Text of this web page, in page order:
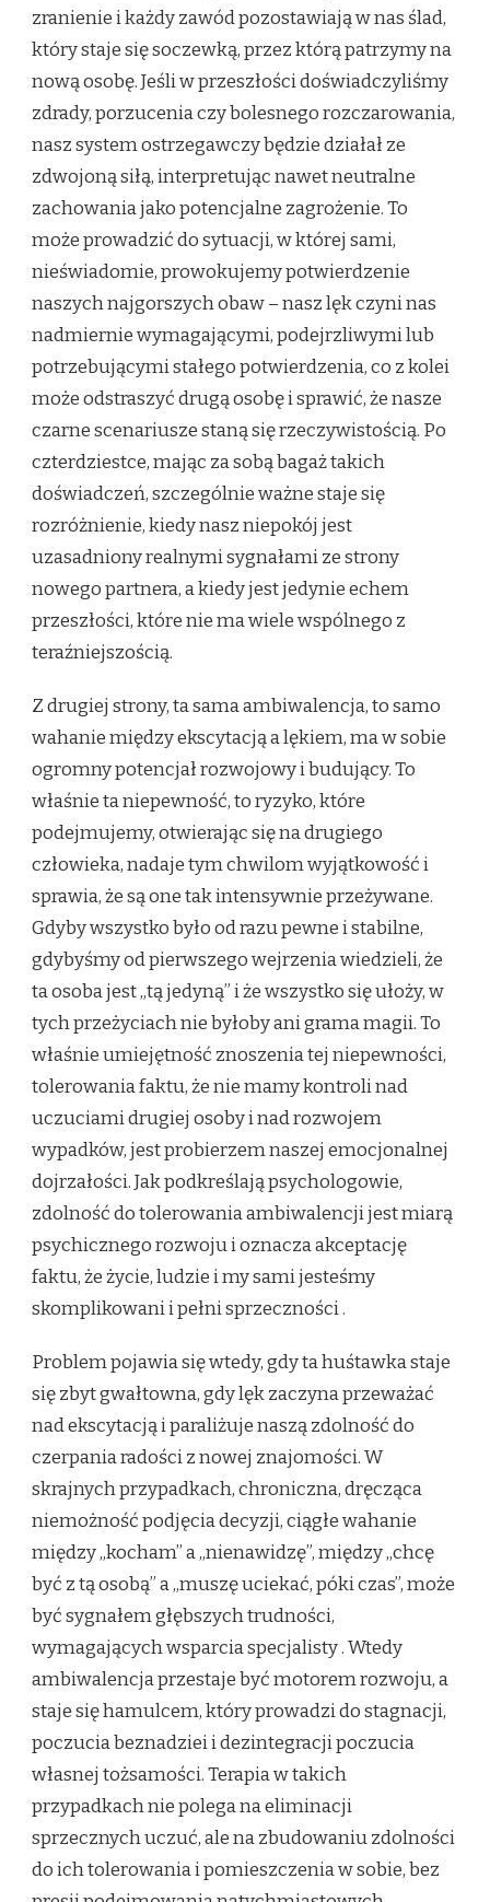
zranienie i każdy zawód pozostawiają w nas ślad,
który staje się soczewką, przez którą patrzymy na
nową osobę. Jeśli w przeszłości doświadczyliśmy
zdrady, porzucenia czy bolesnego rozczarowania,
nasz system ostrzegawczy będzie działał ze
zdwojoną siłą, interpretując nawet neutralne
zachowania jako potencjalne zagrożenie. To
może prowadzić do sytuacji, w której sami,
nieświadomie, prowokujemy potwierdzenie
naszych najgorszych obaw – nasz lęk czyni nas
nadmiernie wymagającymi, podejrzliwymi lub
potrzebującymi stałego potwierdzenia, co z kolei
może odstraszyć drugą osobę i sprawić, że nasze
czarne scenariusze staną się rzeczywistością. Po
czterdziestce, mając za sobą bagaż takich
doświadczeń, szczególnie ważne staje się
rozróżnienie, kiedy nasz niepokój jest
uzasadniony realnymi sygnałami ze strony
nowego partnera, a kiedy jest jedynie echem
przeszłości, które nie ma wiele wspólnego z
teraźniejszością.
Z drugiej strony, ta sama ambiwalencja, to samo
wahanie między ekscytacją a lękiem, ma w sobie
ogromny potencjał rozwojowy i budujący. To
właśnie ta niepewność, to ryzyko, które
podejmujemy, otwierając się na drugiego
człowieka, nadaje tym chwilom wyjątkowość i
sprawia, że są one tak intensywnie przeżywane.
Gdyby wszystko było od razu pewne i stabilne,
gdybyśmy od pierwszego wejrzenia wiedzieli, że
ta osoba jest „tą jedyną” i że wszystko się ułoży, w
tych przeżyciach nie byłoby ani grama magii. To
właśnie umiejętność znoszenia tej niepewności,
tolerowania faktu, że nie mamy kontroli nad
uczuciami drugiej osoby i nad rozwojem
wypadków, jest probierzem naszej emocjonalnej
dojrzałości. Jak podkreślają psychologowie,
zdolność do tolerowania ambiwalencji jest miarą
psychicznego rozwoju i oznacza akceptację
faktu, że życie, ludzie i my sami jesteśmy
skomplikowani i pełni sprzeczności.
Problem pojawia się wtedy, gdy ta huśtawka staje
się zbyt gwałtowna, gdy lęk zaczyna przeważać
nad ekscytacją i paraliżuje naszą zdolność do
czerpania radości z nowej znajomości. W
skrajnych przypadkach, chroniczna, dręcząca
niemożność podjęcia decyzji, ciągłe wahanie
między „kocham” a „nienawidzę”, między „chcę
być z tą osobą” a „muszę uciekać, póki czas”, może
być sygnałem głębszych trudności,
wymagających wsparcia specjalisty. Wtedy
ambiwalencja przestaje być motorem rozwoju, a
staje się hamulcem, który prowadzi do stagnacji,
poczucia beznadziei i dezintegracji poczucia
własnej tożsamości. Terapia w takich
przypadkach nie polega na eliminacji
sprzecznych uczuć, ale na zbudowaniu zdolności
do ich tolerowania i pomieszczenia w sobie, bez